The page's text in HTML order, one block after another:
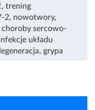
, trening
2, nowotwory,
choroby sercowo-
układu
, grypa